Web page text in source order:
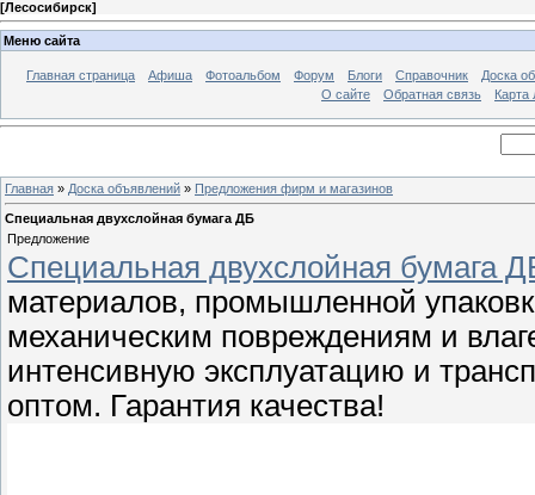
[Лесосибирск]
Меню сайта
Главная страница Афиша Фотоальбом Форум Блоги Справочник
Доска
О сайте
Обратная связь Карта
Главная » Доска объявлений » Предложения фирм и магазинов
Специальная двухслойная бумага ДБ
Предложение
Специальная двухслойная бумага
материалов, промышленной
механическим повреждениям и
интенсивную эксплуатацию и
оптом. Гарантия качества!